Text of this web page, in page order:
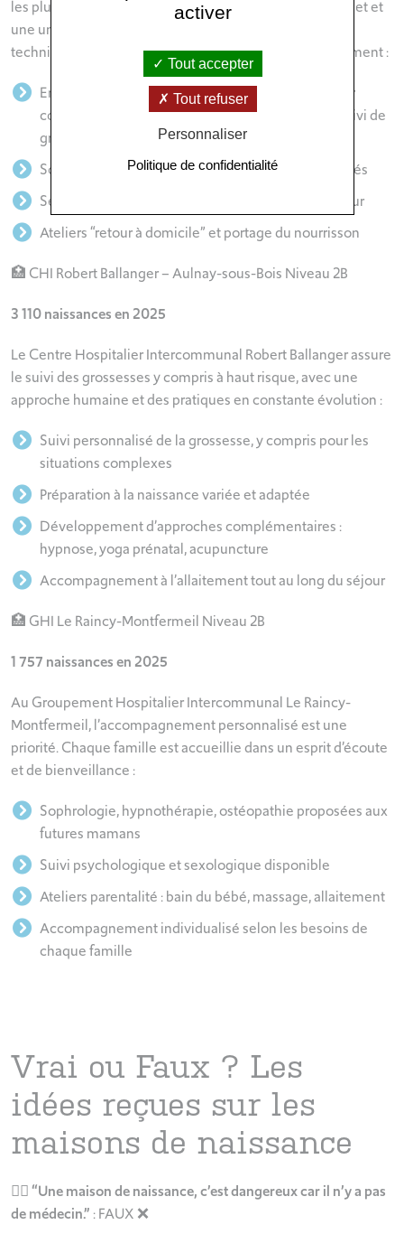
les plus complexes grâce à un plateau technique complet et
une unité de réanimation néonatale. Mais l’expertise
technique n’empêche pas la douceur de l’accompagnement :
Entretien personnalisé avec une sage-femme pour
construire votre projet de naissance au cours du suivi de
grossesse
Soutien à l’allaitement par des professionnels formés
Séances d’acupuncture pour la gestion de la douleur
Ateliers “retour à domicile” et portage du nourrisson
🏥 CHI Robert Ballanger – Aulnay-sous-Bois Niveau 2B
3 110 naissances en 2025
Le Centre Hospitalier Intercommunal Robert Ballanger assure
le suivi des grossesses y compris à haut risque, avec une
approche humaine et des pratiques en constante évolution :
Suivi personnalisé de la grossesse, y compris pour les
situations complexes
Préparation à la naissance variée et adaptée
Développement d’approches complémentaires :
hypnose, yoga prénatal, acupuncture
Accompagnement à l’allaitement tout au long du séjour
🏥 GHI Le Raincy-Montfermeil Niveau 2B
1 757 naissances en 2025
Au Groupement Hospitalier Intercommunal Le Raincy-
Montfermeil, l’accompagnement personnalisé est une
priorité. Chaque famille est accueillie dans un esprit d’écoute
et de bienveillance :
Sophrologie, hypnothérapie, ostéopathie proposées aux
futures mamans
Suivi psychologique et sexologique disponible
Ateliers parentalité : bain du bébé, massage, allaitement
Accompagnement individualisé selon les besoins de
chaque famille
Vrai ou Faux ? Les
idées reçues sur les
maisons de naissance
👩‍⚕️“Une maison de naissance, c’est dangereux car il n’y a pas
de médecin.” : FAUX ❌
activer
Tout accepter
Tout refuser
Personnaliser
Politique de confidentialité